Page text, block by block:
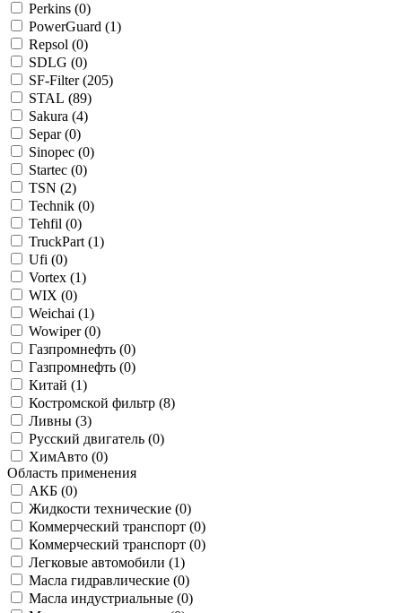
Perkins (0)
PowerGuard (1)
Repsol (0)
SDLG (0)
SF-Filter (205)
STAL (89)
Sakura (4)
Separ (0)
Sinopec (0)
Startec (0)
TSN (2)
Technik (0)
Tehfil (0)
TruckPart (1)
Ufi (0)
Vortex (1)
WIX (0)
Weichai (1)
Wowiper (0)
Газпромнефть (0)
Газпромнефть (0)
Китай (1)
Костромской фильтр (8)
Ливны (3)
Русский двигатель (0)
ХимАвто (0)
Область применения
АКБ (0)
Жидкости технические (0)
Коммерческий транспорт (0)
Коммерческий транспорт (0)
Легковые автомобили (1)
Масла гидравлические (0)
Масла индустриальные (0)